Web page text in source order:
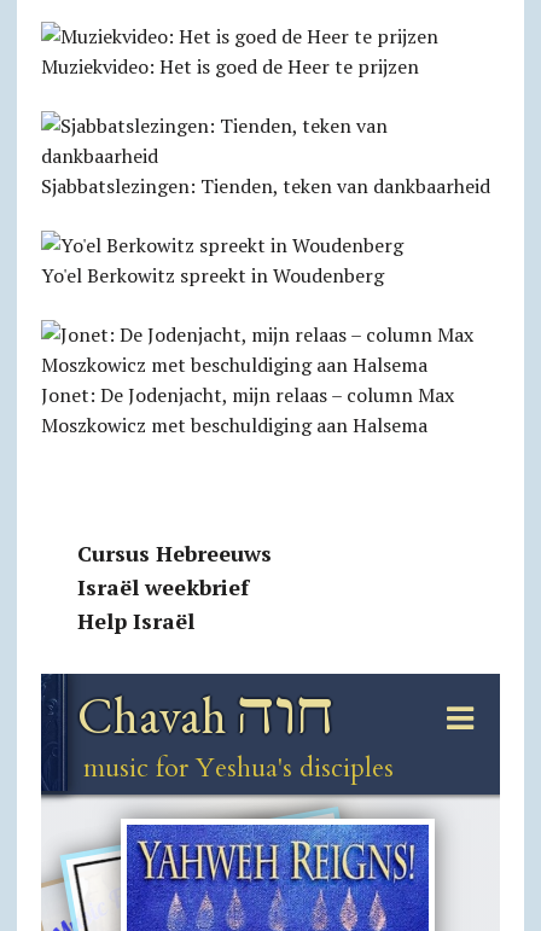
Muziekvideo: Het is goed de Heer te prijzen
Sjabbats­lezingen: Tienden, teken van dankbaarheid
Yo'el Berkowitz spreekt in Woudenberg
Jonet: De Jodenjacht, mijn relaas – column Max
Moszkowicz met beschuldiging aan Halsema
Cursus Hebreeuws
Israël weekbrief
Help Israël